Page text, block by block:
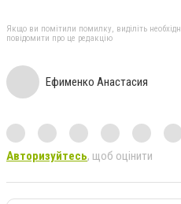
Якщо ви помітили помилку, виділіть
повідомити про це редакцію
Ефименко Анастасия
Авторизуйтесь, щоб оцінити